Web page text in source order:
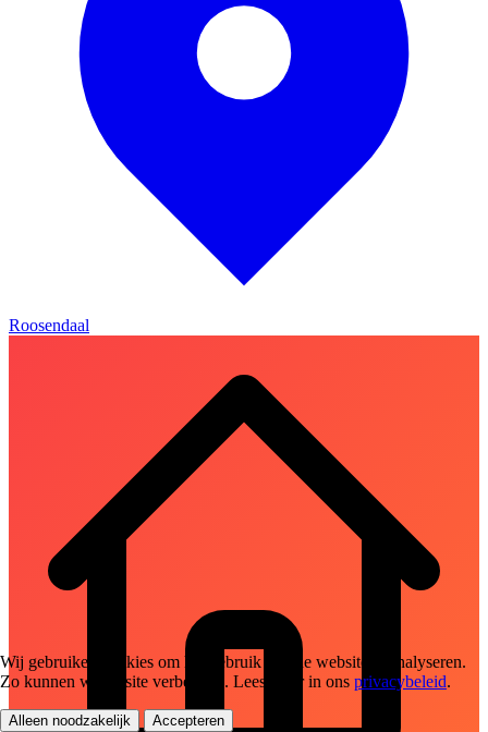
Roosendaal
Wij gebruiken cookies om het gebruik van de website te analyseren.
Zo kunnen we de site verbeteren. Lees meer in ons privacybeleid.
Alleen noodzakelijk Accepteren